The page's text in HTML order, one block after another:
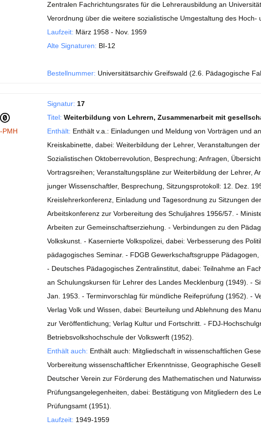
Zentralen Fachrichtungsrates für die Lehrerausbildung an
Verordnung über die weitere sozialistische Umgestaltung des Hoch-
Laufzeit: März 1958 - Nov. 1959
Alte Signaturen: BI-12
Bestellnummer: Universitätsarchiv Greifswald (2.6. Pädagogische
PMH
Signatur: 17
Titel: Weiterbildung von Lehrern, Zusammenarbeit mit
Enthält: Enthält v.a.: Einladungen und Meldung von Vorträgen und
Kreiskabinette, dabei: Weiterbildung der Lehrer, Veranstaltungen
Sozialistischen Oktoberrevolution, Besprechung; Anfragen,
Vortragsreihen; Veranstaltungspläne zur Weiterbildung der Lehrer,
junger Wissenschaftler, Besprechung, Sitzungsprotokoll: 12. Dez.
Kreislehrerkonferenz, Einladung und Tagesordnung zu Sitzungen
Arbeitskonferenz zur Vorbereitung des Schuljahres 1956/57. -
Arbeiten zur Gemeinschaftserziehung. - Verbindungen zu den
Volkskunst. - Kasernierte Volkspolizei, dabei: Verbesserung des
pädagogisches Seminar. - FDGB Gewerkschaftsgruppe
- Deutsches Pädagogisches Zentralinstitut, dabei: Teilnahme an
an Schulungskursen für Lehrer des Landes Mecklenburg (1949). -
Jan. 1953. - Terminvorschlag für mündliche Reifeprüfung (1952). -
Verlag Volk und Wissen, dabei: Beurteilung und Ablehnung des
zur Veröffentlichung; Verlag Kultur und Fortschritt. - FDJ-
Betriebsvolkshochschule der Volkswerft (1952).
Enthält auch: Enthält auch: Mitgliedschaft in wissenschaftlichen
Vorbereitung wissenschaftlicher Erkenntnisse, Geographische
Deutscher Verein zur Förderung des Mathematischen und
Prüfungsangelegenheiten, dabei: Bestätigung von Mitgliedern des
Prüfungsamt (1951).
Laufzeit: 1949-1959